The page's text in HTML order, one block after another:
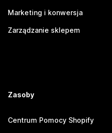
Marketing i konwersja
Zarządzanie sklepem
Zasoby
Centrum Pomocy Shopify